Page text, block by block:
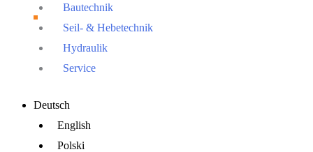
Bautechnik
Seil- & Hebetechnik
Hydraulik
Service
Deutsch
English
Polski